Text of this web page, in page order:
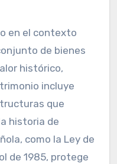
en el contexto
de bienes
histórico,
incluye
que
historia de
como la Ley de
de 1985, protege